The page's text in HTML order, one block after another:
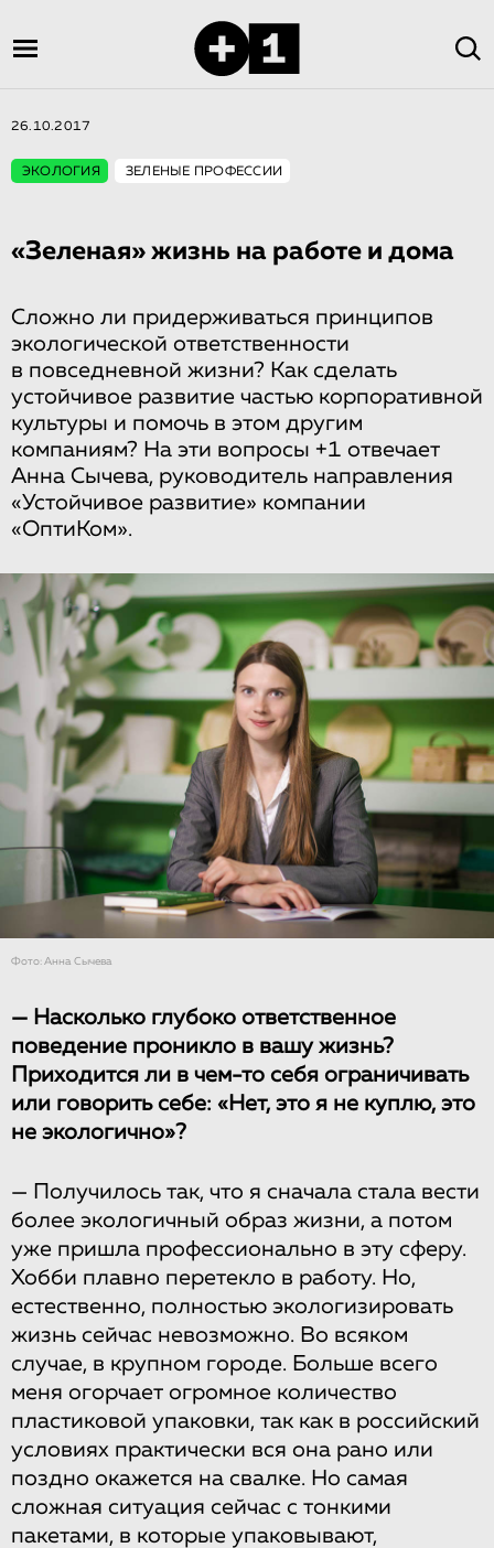
26.10.2017
ЭКОЛОГИЯ ЗЕЛЕНЫЕ ПРОФЕССИИ
«Зеленая» жизнь на работе и дома
Сложно ли придерживаться принципов
экологической ответственности
в повседневной жизни? Как сделать
устойчивое развитие частью корпоративной
культуры и помочь в этом другим
компаниям? На эти вопросы +1 отвечает
Анна Сычева, руководитель направления
«Устойчивое развитие» компании
«ОптиКом».
Фото: Анна Сычева
— Насколько глубоко ответственное
поведение проникло в вашу жизнь?
Приходится ли в чем-то себя ограничивать
или говорить себе: «Нет, это я не куплю, это
не экологично»?
— Получилось так, что я сначала стала вести
более экологичный образ жизни, а потом
уже пришла профессионально в эту сферу.
Хобби плавно перетекло в работу. Но,
естественно, полностью экологизировать
жизнь сейчас невозможно. Во всяком
случае, в крупном городе. Больше всего
меня огорчает огромное количество
пластиковой упаковки, так как в российский
условиях практически вся она рано или
поздно окажется на свалке. Но самая
сложная ситуация сейчас с тонкими
пакетами, в которые упаковывают,